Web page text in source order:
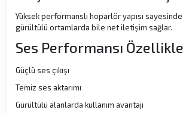
Yüksek performanslı hoparlör yapısı
gürültülü ortamlarda bile net iletişim sağlar.
Ses Performansı
Güçlü ses çıkışı
Temiz ses aktarımı
Gürültülü alanlarda kullanım avantajı